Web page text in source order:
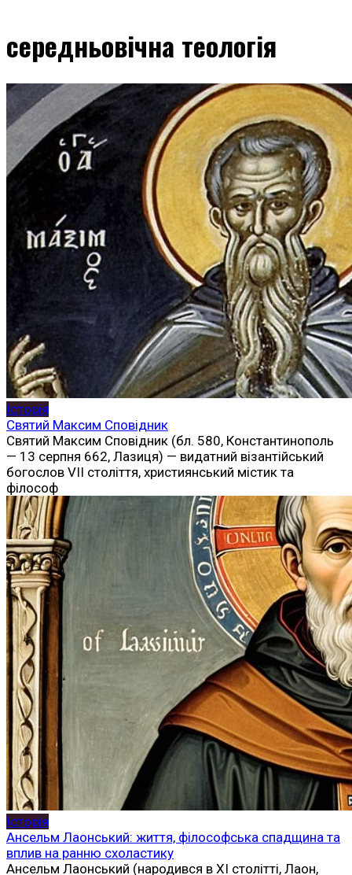
середньовічна теологія
Історія
Святий Максим Сповідник
Святий Максим Сповідник (бл. 580, Константинополь
— 13 серпня 662, Лазиця) — видатний візантійський
богослов VII століття, християнський містик та
філософ
Історія
Ансельм Лаонський: життя, філософська спадщина та
вплив на ранню схоластику
Ансельм Лаонський (народився в XI столітті, Лаон,